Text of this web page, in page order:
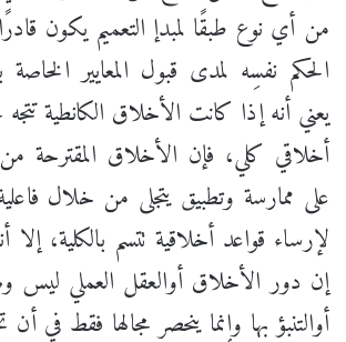
من أي نوع طبقًا لمبدإ التعميم يكون
الحكم نفسِه لمدى قبول المعايير
يعني أنه إذا كانت الأخلاق الكانطية
أخلاقي كلي، فإن الأخلاق المقترحة
على ممارسة وتطبيق يتجلى من خلال
لإرساء قواعد أخلاقية تتسم بالكلية،
إن دور الأخلاق أوالعقل العملي ليس
أوالتنبؤ بها وإنما ينحصر مجالها فقط في